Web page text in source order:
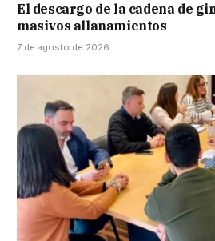
El descargo de la cadena de
masivos allanamientos
7 de agosto de 2026